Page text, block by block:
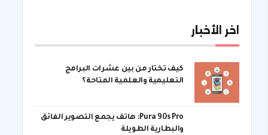
اخر الأخبار
كيف تختار من بين عشرات البرامج
التعليمية والعلمية المتاحة؟
Pura 90s Pro: هاتف يجمع التصوير الفائق
والبطارية الطويلة